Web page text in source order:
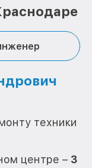
техники
центре – 3